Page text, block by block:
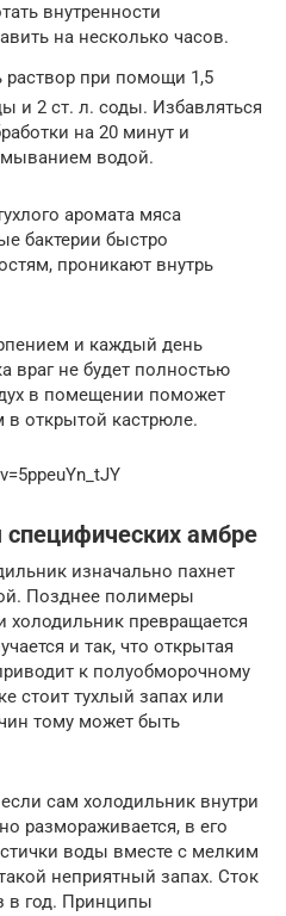
внутренности
на несколько часов.
раствор при помощи 1,5
и 2 ст. л. соды. Избавляться
на 20 минут и
водой.
аромата мяса
бактерии быстро
проникают внутрь
и каждый день
враг не будет полностью
в помещении поможет
в открытой кастрюле.
амбре
изначально пахнет
Позднее полимеры
превращается
и так, что открытая
к полуобморочному
стоит тухлый запах или
тому может быть
сам холодильник внутри
размораживается, в его
воды вместе с мелким
неприятный запах. Сток
в год. Принципы